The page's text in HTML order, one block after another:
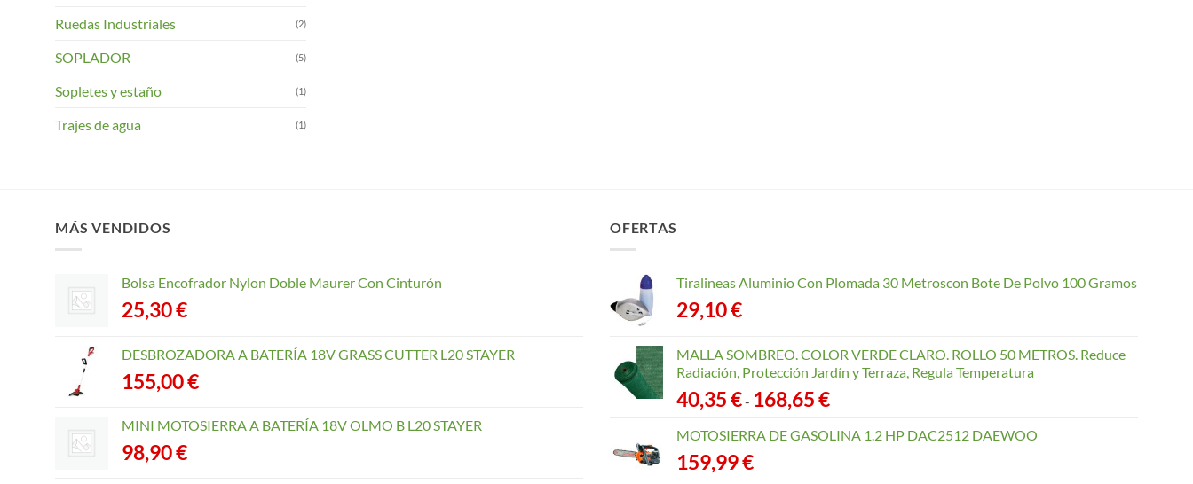
Ruedas Industriales (2)
SOPLADOR (5)
Sopletes y estaño (1)
Trajes de agua (1)
MÁS VENDIDOS
Bolsa Encofrador Nylon Doble Maurer Con Cinturón
25,30€
DESBROZADORA A BATERÍA 18V GRASS CUTTER L20 STAYER
155,00€
MINI MOTOSIERRA A BATERÍA 18V OLMO B L20 STAYER
98,90€
OFERTAS
Tiralineas Aluminio Con Plomada 30 Metroscon Bote De Polvo 100 Gramos
29,10€
MALLA SOMBREO. COLOR VERDE CLARO. ROLLO 50 METROS. Reduce
Radiación, Protección Jardín y Terraza, Regula Temperatura
40,35€- 168,65€Rango
precios:
MOTOSIERRA DE GASOLINA 1.2 HP DAC2512 DAEWOO
159,99€